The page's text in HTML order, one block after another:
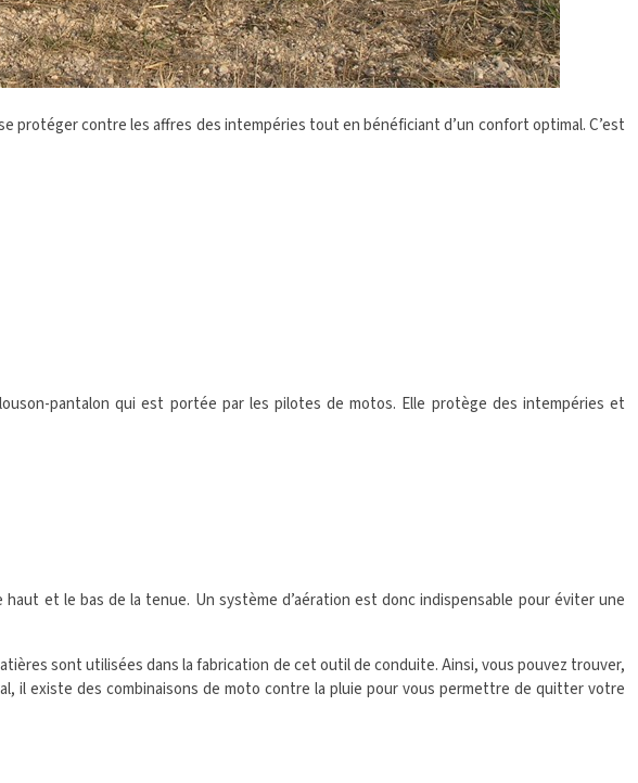
protéger contre les affres des intempéries tout en bénéficiant d’un confort optimal. C’est
pantalon qui est portée par les pilotes de motos. Elle protège des intempéries et
et le bas de la tenue. Un système d’aération est donc indispensable pour éviter une
sont utilisées dans la fabrication de cet outil de conduite. Ainsi, vous pouvez trouver,
il existe des combinaisons de moto contre la pluie pour vous permettre de quitter votre